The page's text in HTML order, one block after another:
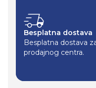
Besplatna dostava
Besplatna dostava
prodajnog centra.